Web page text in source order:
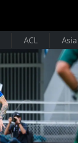
ACL